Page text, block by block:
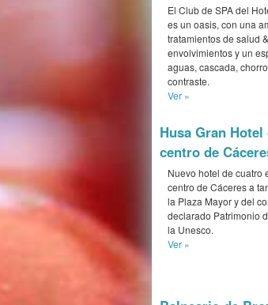
El Club de SPA del
es un oasis, con una
tratamientos de salud
envolvimientos y un
aguas, cascada,
contraste.
Ver »
Husa Gran
centro de
Nuevo hotel de cuatro
centro de Cáceres a
la Plaza Mayor y del
declarado Patrimonio
la Unesco.
Ver »